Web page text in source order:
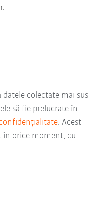
datele colectate mai sus
să fie prelucrate în
. Acest
în orice moment, cu